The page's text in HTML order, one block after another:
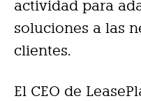
actividad para
soluciones a las
clientes.
El CEO de